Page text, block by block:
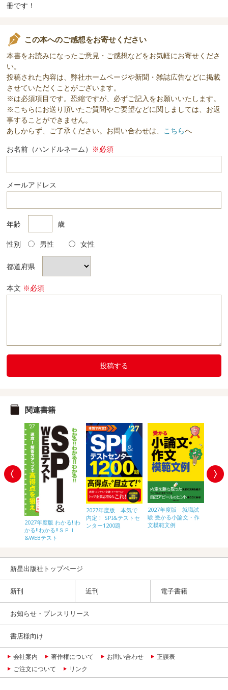
冊です！
この本へのご感想をお寄せください
本書をお読みになったご意見・ご感想などをお気軽にお寄せくださ
い。
投稿された内容は、弊社ホームページや新聞・雑誌広告などに掲載
させていただくことがございます。
※は必須項目です。恐縮ですが、必ずご記入をお願いいたします。
※こちらにお送り頂いたご質問やご要望などに関しましては、お返
事することができません。
あしからず、ご了承ください。お問い合わせは、 こちらへ
お名前（ハンドルネーム） ※必須
メールアドレス
年齢 歳
性別 男性 女性
都道府県
本文 ※必須
投稿する
関連書籍
2027年度版 わかる!!わ
かる!!わかる!!ＳＰＩ
&WEBテスト
2027年度版 本気で
内定！ SPI&テストセ
ンター1200題
2027年度版 就職試
験 受かる小論文・作
文模範文例
新星出版社トップページ
新刊 近刊 電子書籍
お知らせ・プレスリリース
書店様向け
会社案内 著作権について お問い合わせ
正誤表
ご注文について
リンク